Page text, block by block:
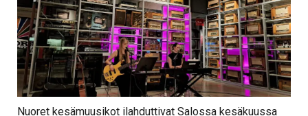
Nuoret kesämuusikot ilahduttivat Salossa kesäkuussa